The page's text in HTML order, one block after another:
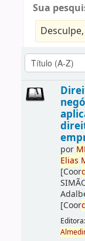
Sua
por
Elias
[Coor
[Coor
Editora: